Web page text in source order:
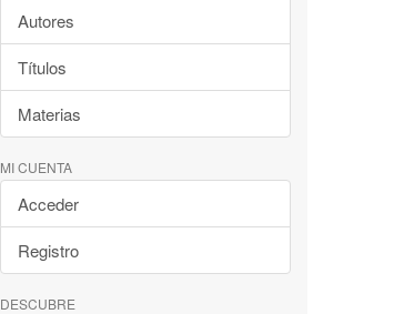
Autores
Títulos
Materias
MI CUENTA
Acceder
Registro
DESCUBRE